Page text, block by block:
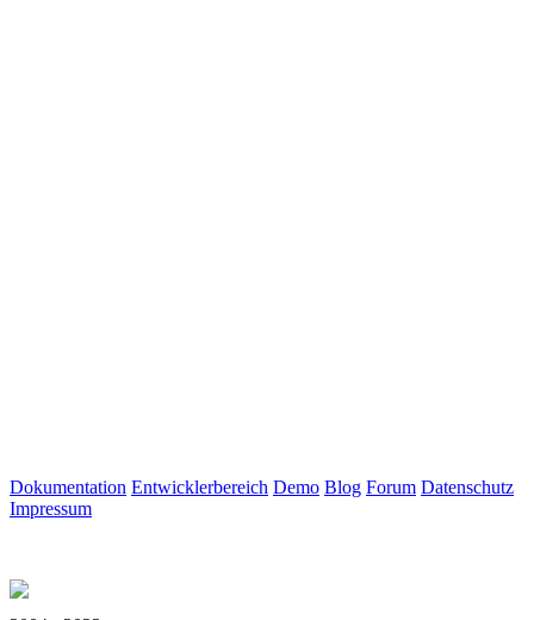
Dokumentation Entwicklerbereich Demo Blog Forum Datenschutz
Impressum